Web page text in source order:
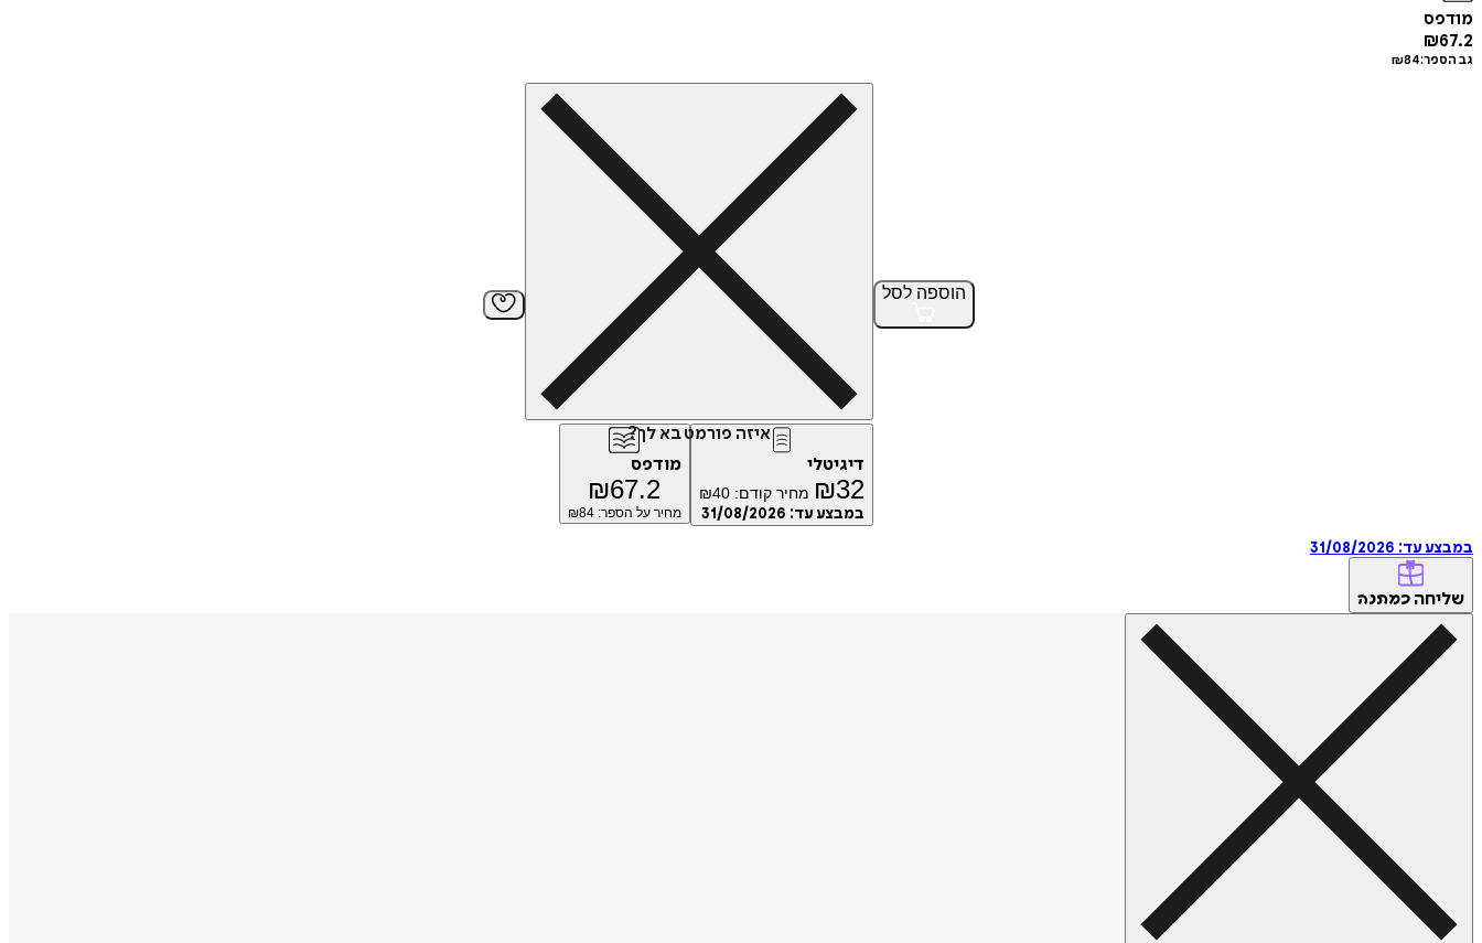
מודפס
₪67.2
גב הספר: ₪84
הוספה לסל
איזה פורמט בא לך?
דיגיטלי
₪32 מחיר קודם: ₪40
במבצע עד: 31/08/2026
מודפס
₪67.2
מחיר על הספר: ₪84
במבצע עד: 31/08/2026
שליחה כמתנה